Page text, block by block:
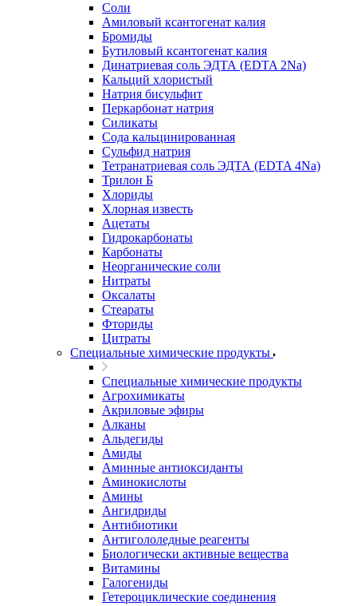
Соли
Амиловый ксантогенат калия
Бромиды
Бутиловый ксантогенат калия
Динатриевая соль ЭДТА (EDTA 2Na)
Кальций хлористый
Натрия бисульфит
Перкарбонат натрия
Силикаты
Сода кальцинированная
Сульфид натрия
Тетранатриевая соль ЭДТА (EDTA 4Na)
Трилон Б
Хлориды
Хлорная известь
Ацетаты
Гидрокарбонаты
Карбонаты
Неорганические соли
Нитраты
Оксалаты
Стеараты
Фториды
Цитраты
Специальные химические продукты
Специальные химические продукты
Агрохимикаты
Акриловые эфиры
Алканы
Альдегиды
Амиды
Аминные антиоксиданты
Аминокислоты
Амины
Ангидриды
Антибиотики
Антигололедные реагенты
Биологически активные вещества
Витамины
Галогениды
Гетероциклические соединения